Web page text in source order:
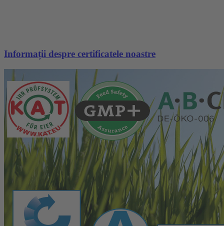
Informații despre certificatele noastre